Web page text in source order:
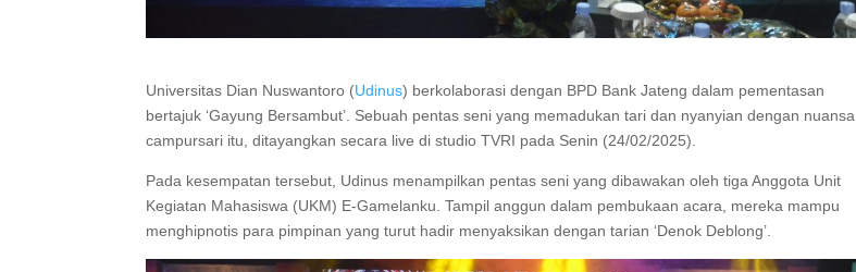
Universitas Dian Nuswantoro (Udinus) berkolaborasi dengan BPD Bank Jateng dalam pementasan
bertajuk ‘Gayung Bersambut’. Sebuah pentas seni yang memadukan tari dan nyanyian dengan nuansa
campursari itu, ditayangkan secara live di studio TVRI pada Senin (24/02/2025).
Pada kesempatan tersebut, Udinus menampilkan pentas seni yang dibawakan oleh tiga Anggota Unit
Kegiatan Mahasiswa (UKM) E-Gamelanku. Tampil anggun dalam pembukaan acara, mereka mampu
menghipnotis para pimpinan yang turut hadir menyaksikan dengan tarian ‘Denok Deblong’.